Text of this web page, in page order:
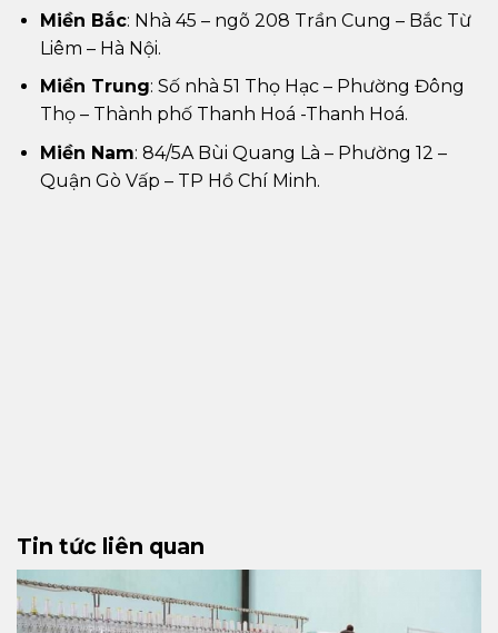
Miền Bắc: Nhà 45 – ngõ 208 Trần Cung – Bắc Từ
Liêm – Hà Nội.
Miền Trung: Số nhà 51 Thọ Hạc – Phường Đông
Thọ – Thành phố Thanh Hoá -Thanh Hoá.
Miền Nam: 84/5A Bùi Quang Là – Phường 12 –
Quận Gò Vấp – TP Hồ Chí Minh.
Tin tức liên quan